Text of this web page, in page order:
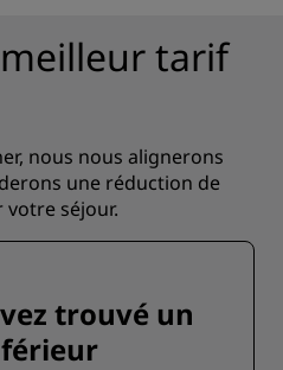
tarif
nous nous alignerons
une réduction de
votre séjour.
trouvé un